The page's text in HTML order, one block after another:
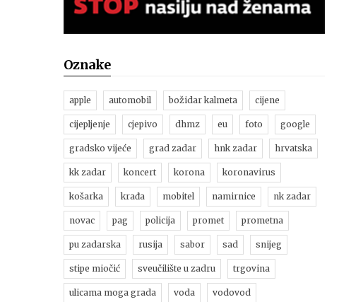
Oznake
apple automobil božidar kalmeta cijene
cijepljenje cjepivo dhmz eu foto google
gradsko vijeće grad zadar hnk zadar hrvatska
kk zadar koncert korona koronavirus
košarka krađa mobitel namirnice nk zadar
novac pag policija promet prometna
pu zadarska rusija sabor sad snijeg
stipe miočić sveučilište u zadru trgovina
ulicama moga grada voda vodovod